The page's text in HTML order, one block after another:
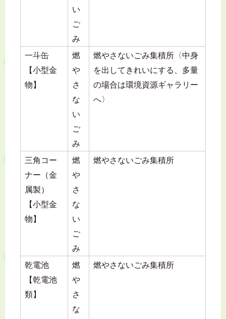
い
ご
み
一斗缶
【小型金
物】
燃
や
さ
な
い
ご
み
燃やさないごみ集積所〈中身
を出してきれいにする、多量
の場合は環境資源ギャラリー
へ〉
三角コー
ナー（金
属製）
【小型金
物】
燃
や
さ
な
い
ご
み
燃やさないごみ集積所
乾電池
【乾電池
類】
燃
や
さ
な
燃やさないごみ集積所